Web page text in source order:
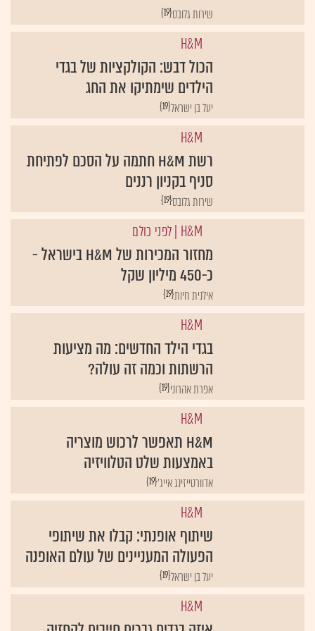
הכול דבש: הקולקציות של בגדי
הילדים שימתיקו את החג
{19}יעל בן ישראל
סניף בקניון רננים
{19}שירות גלובס
כ-450 מיליון שקל
{19}אילנית חיות
בגדי הילד החדשים: מה מציעות
הרשתות וכמה זה עולה?
{19}אפרת אהרוני
H&M תאפשר לרכוש מוצריה
באמצעות שלט הטלוויזיה
{19}אדוורטייזינג אייג'
שיתוף אופנתי: קבלו את שיתופי
הפעולה המעניינים של עולם האופנה
יעל בן ישראל
איזה בגדים גברים חייבים להחזיק